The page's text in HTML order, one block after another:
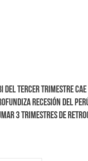
del tercer trimestre cae
recesión del
3 trimestres de